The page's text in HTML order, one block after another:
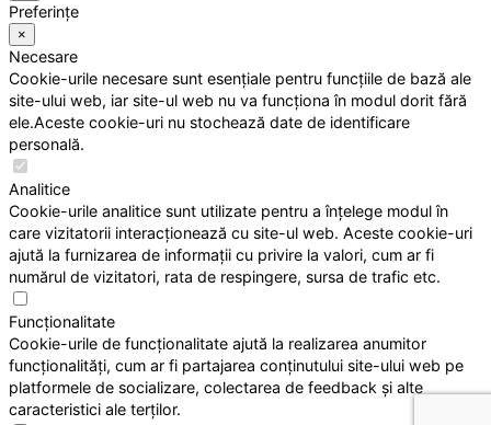
Preferințe
×
Necesare
Cookie-urile necesare sunt esențiale pentru funcțiile de bază ale
site-ului web, iar site-ul web nu va funcționa în modul dorit fără
ele.Aceste cookie-uri nu stochează date de identificare
personală.
Analitice
Cookie-urile analitice sunt utilizate pentru a înțelege modul în
care vizitatorii interacționează cu site-ul web. Aceste cookie-uri
ajută la furnizarea de informații cu privire la valori, cum ar fi
numărul de vizitatori, rata de respingere, sursa de trafic etc.
Funcționalitate
Cookie-urile de funcționalitate ajută la realizarea anumitor
funcționalități, cum ar fi partajarea conținutului site-ului web pe
platformele de socializare, colectarea de feedback și alte
caracteristici ale terților.